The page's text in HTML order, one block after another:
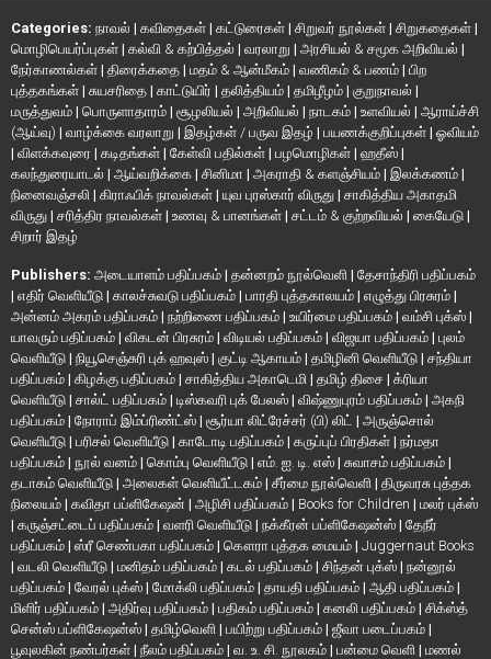
Categories: நாவல் | கவிதைகள் | கட்டுரைகள் | சிறுவர் நூல்கள் | சிறுகதைகள் |
மொழிபெயர்ப்புகள் | கல்வி & கற்பித்தல் | வரலாறு | அரசியல் & சமூக அறிவியல் |
நேர்காணல்கள் | திரைக்கதை | மதம் & ஆன்மீகம் | வணிகம் & பணம் | பிற
புத்தகங்கள் | சுயசரிதை | காட்டுயிர் | தலித்தியம் | தமிழீழம் | குறுநாவல் |
மருத்துவம் | பொருளாதாரம் | சூழலியல் | அறிவியல் | நாடகம் | உளவியல் | ஆராய்ச்சி
(ஆய்வு) | வாழ்க்கை வரலாறு | இதழ்கள் / பருவ இதழ் | பயணக்குறிப்புகள் | ஓவியம்
| விளக்கவுரை | கடிதங்கள் | கேள்வி பதில்கள் | பழமொழிகள் | ஹதீஸ் |
கலந்துரையாடல் | ஆய்வறிக்கை | சினிமா | அகராதி & களஞ்சியம் | இலக்கணம் |
நினைவஞ்சலி | கிராஃபிக் நாவல்கள் | யுவ புரஸ்கார் விருது | சாகித்திய அகாதமி
விருது | சரித்திர நாவல்கள் | உணவு & பானங்கள் | சட்டம் & குற்றவியல் | கையேடு |
சிறார் இதழ்
Publishers: அடையாளம் பதிப்பகம் | தன்னறம் நூல்வெளி | தேசாந்திரி பதிப்பகம்
| எதிர் வெளியீடு | காலச்சுவடு பதிப்பகம் | பாரதி புத்தகாலயம் | எழுத்து பிரசுரம் |
அன்னம் அகரம் பதிப்பகம் | நற்றிணை பதிப்பகம் | உயிர்மை பதிப்பகம் | வம்சி புக்ஸ் |
யாவரும் பதிப்பகம் | விகடன் பிரசுரம் | விடியல் பதிப்பகம் | விஜயா பதிப்பகம் | புலம்
வெளியீடு | நியூசெஞ்சுரி புக் ஹவுஸ் | குட்டி ஆகாயம் | தமிழினி வெளியீடு | சந்தியா
பதிப்பகம் | கிழக்கு பதிப்பகம் | சாகித்திய அகாடெமி | தமிழ் திசை | க்ரியா
வெளியீடு | சால்ட் பதிப்பகம் | டிஸ்கவரி புக் பேலஸ் | விஷ்ணுபுரம் பதிப்பகம் | அகநி
பதிப்பகம் | நோராப் இம்ப்ரிண்ட்ஸ் | சூர்யா லிட்ரேச்சர் (பி) லிட் | அருஞ்சொல்
வெளியீடு | பரிசல் வெளியீடு | காடோடி பதிப்பகம் | கருப்புப் பிரதிகள் | நர்மதா
பதிப்பகம் | நூல் வனம் | கொம்பு வெளியீடு | எம். ஐ. டி. எஸ் | சுவாசம் பதிப்பகம் |
தடாகம் வெளியீடு | அலைகள் வெளியீட்டகம் | சீர்மை நூல்வெளி | திருவரசு புத்தக
நிலையம் | கவிதா பப்ளிகேஷன் | அழிசி பதிப்பகம் | Books for Children | மலர் புக்ஸ்
| கருஞ்சட்டைப் பதிப்பகம் | வளரி வெளியீடு | நக்கீரன் பப்ளிகேஷன்ஸ் | தேநீர்
பதிப்பகம் | ஸ்ரீ செண்பகா பதிப்பகம் | கௌரா புத்தக மையம் | Juggernaut Books
| வடலி வெளியீடு | மனிதம் பதிப்பகம் | கடல் பதிப்பகம் | சிந்தன் புக்ஸ் | நன்னூல்
பதிப்பகம் | வேரல் புக்ஸ் | மோக்லி பதிப்பகம் | தாயதி பதிப்பகம் | ஆதி பதிப்பகம் |
மிளிர் பதிப்பகம் | அதிர்வு பதிப்பகம் | பதிகம் பதிப்பகம் | கனலி பதிப்பகம் | சிக்ஸ்த்
சென்ஸ் பப்ளிகேஷன்ஸ் | தமிழ்வெளி | பயிற்று பதிப்பகம் | ஜீவா படைப்பகம் |
பூவுலகின் நண்பர்கள் | நீலம் பதிப்பகம் | வ. உ. சி. நூலகம் | பன்மை வெளி | மணல்